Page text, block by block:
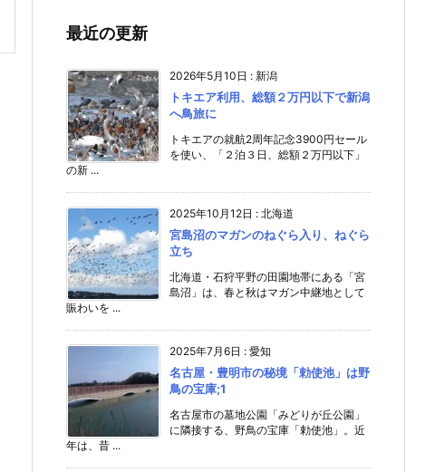
最近の更新
2026年5月10日 : 新潟
トキエア利用、総額２万円以下で新潟
へ鳥旅に
トキエアの就航2周年記念3900円セール
を使い、「２泊３日、総額２万円以下」
の新 ...
2025年10月12日 : 北海道
宮島沼のマガンのねぐら入り、ねぐら
立ち
北海道・石狩平野の田園地帯にある「宮
島沼」は、春と秋はマガン中継地として
賑わいを ...
2025年7月6日 : 愛知
名古屋・豊明市の秘境「勅使池」は野
鳥の宝庫;1
名古屋市の墓地公園「みどりが丘公園」
に隣接する、野鳥の宝庫「勅使池」。近
年は、昔 ...